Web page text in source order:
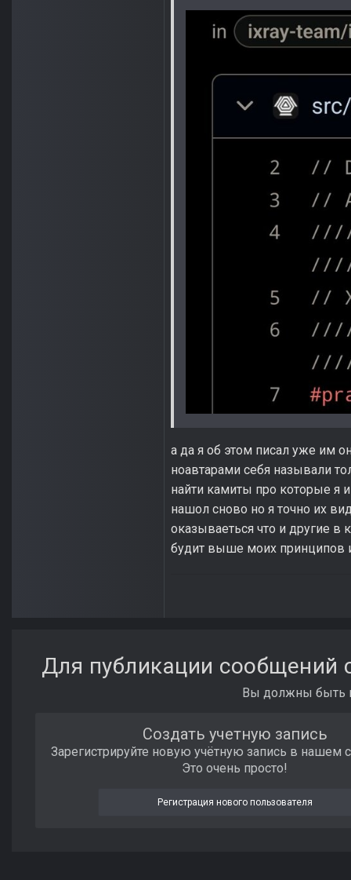
а да я об этом писал уже им
ноавтарами себя называли
найти камиты про которые я
нашол сново но я точно их
оказываеться что и другие в
будит выше моих принципов
Для публикации сообщений
Вы должны быть
Создать учетную запись
Зарегистрируйте новую учётную запись в нашем
Это очень просто!
Регистрация нового пользователя